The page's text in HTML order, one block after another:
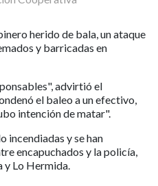
herido de bala, un ataque
y barricadas en
advirtió el
el baleo a un efectivo,
intención de matar".
incendiadas y se han
encapuchados y la policía,
Lo Hermida.